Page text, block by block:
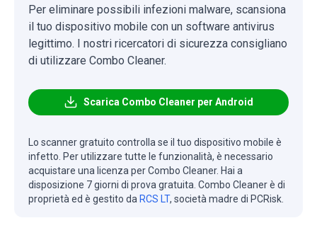
Per eliminare possibili infezioni malware, scansiona
il tuo dispositivo mobile con un software antivirus
legittimo. I nostri ricercatori di sicurezza consigliano
di utilizzare Combo Cleaner.
Scarica Combo Cleaner per Android
Lo scanner gratuito controlla se il tuo dispositivo mobile è
infetto. Per utilizzare tutte le funzionalità, è necessario
acquistare una licenza per Combo Cleaner. Hai a
disposizione 7 giorni di prova gratuita. Combo Cleaner è di
proprietà ed è gestito da RCS LT, società madre di PCRisk.